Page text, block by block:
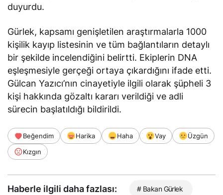
duyurdu.
Gürlek, kapsamı genişletilen araştırmalarla 1000
kişilik kayıp listesinin ve tüm bağlantıların detaylı
bir şekilde incelendiğini belirtti. Ekiplerin DNA
eşleşmesiyle gerçeği ortaya çıkardığını ifade etti.
Gülcan Yazıcı’nın cinayetiyle ilgili olarak şüpheli 3
kişi hakkında gözaltı kararı verildiği ve adli
sürecin başlatıldığı bildirildi.
Beğendim Harika Haha Vay
Üzgün
Kızgın
Haberle ilgili daha fazlası: # Bakan Gürlek